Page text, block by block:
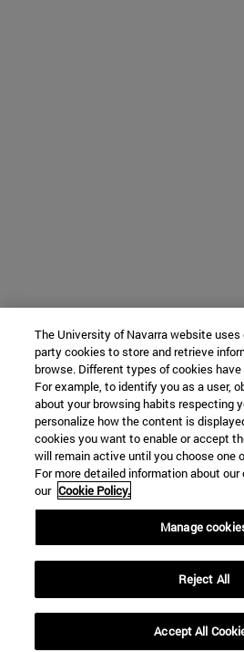
The University of Navarra website uses
party cookies to store and retrieve
browse. Different types of cookies
For example, to identify you as a user,
about your browsing habits respecting
personalize how the content is
cookies you want to enable or accept
will remain active until you choose one
For more detailed information about
our Cookie Policy.
Manage
Reject All
Accept All